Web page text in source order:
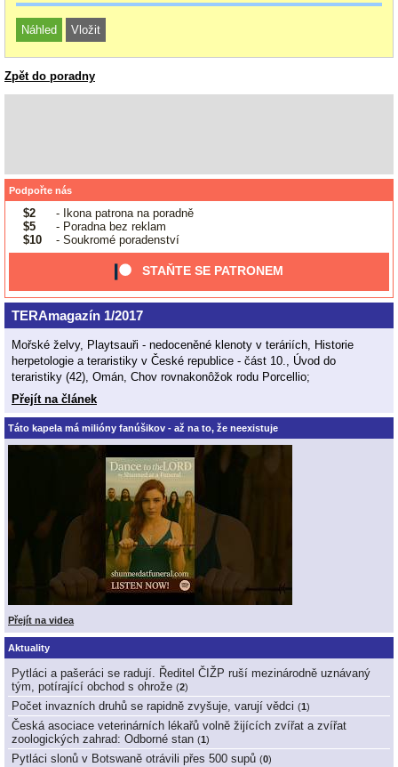
Zpět do poradny
Podpořte nás
$2
- Ikona patrona na poradně
$5
- Poradna bez reklam
$10
- Soukromé poradenství
STAŇTE SE PATRONEM
TERAmagazín 1/2017
Mořské želvy, Playtsauři - nedoceněné klenoty v teráriích, Historie
herpetologie a teraristiky v České republice - část 10., Úvod do
teraristiky (42), Omán, Chov rovnakonôžok rodu Porcellio;
Přejít na článek
Táto kapela má milióny fanúšikov - až na to, že neexistuje
Přejít na videa
Aktuality
Pytláci a pašeráci se radují. Ředitel ČIŽP ruší mezinárodně uznávaný
tým, potírající obchod s ohrože (2)
Počet invazních druhů se rapidně zvyšuje, varují vědci (1 )
Česká asociace veterinárních lékařů volně žijících zvířat a zvířat
zoologických zahrad: Odborné stan (1 )
Pytláci slonů v Botswaně otrávili přes 500 supů (0)